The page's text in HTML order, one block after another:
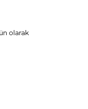
olarak